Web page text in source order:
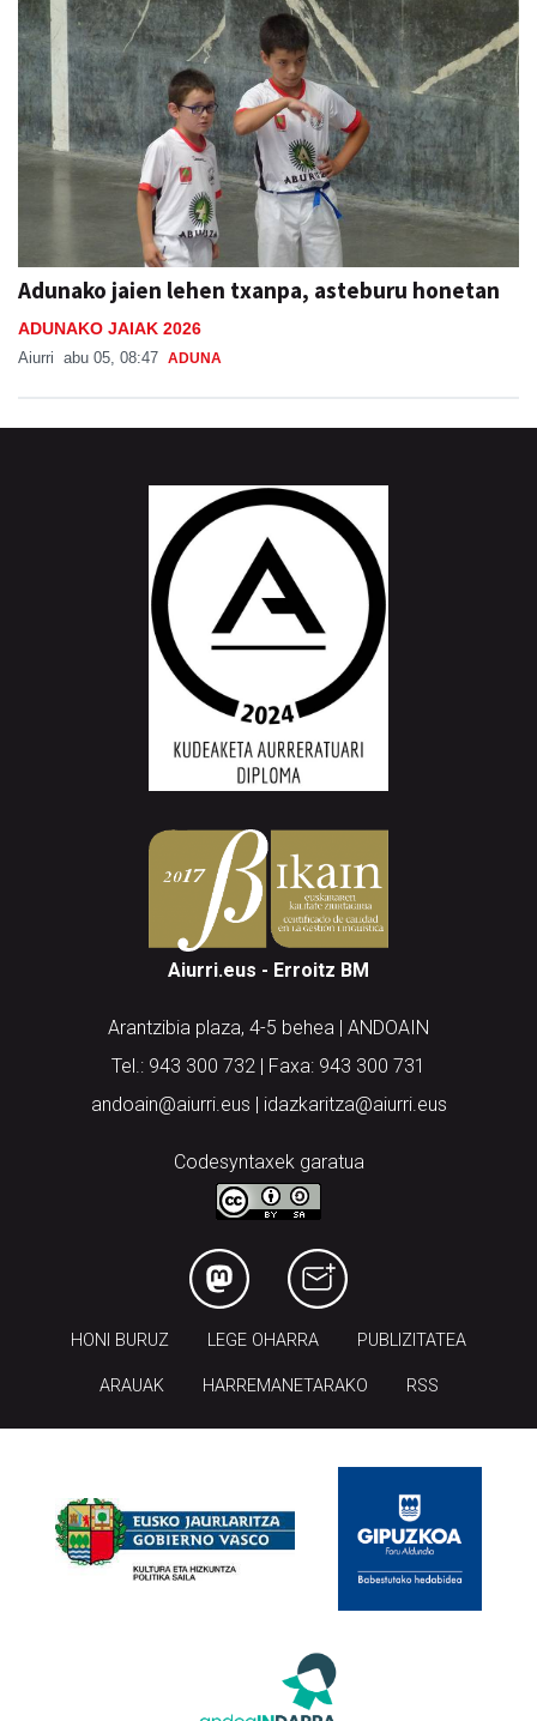
Adunako jaien lehen txanpa, asteburu honetan
ADUNAKO JAIAK 2026
Aiurri abu 05, 08:47 ADUNA
Aiurri.eus - Erroitz BM
Arantzibia plaza, 4-5 behea | ANDOAIN
Tel.: 943 300 732 | Faxa: 943 300 731
andoain@aiurri.eus | idazkaritza@aiurri.eus
Codesyntaxek garatua
HONI BURUZ LEGE OHARRA PUBLIZITATEA
ARAUAK HARREMANETARAKO RSS